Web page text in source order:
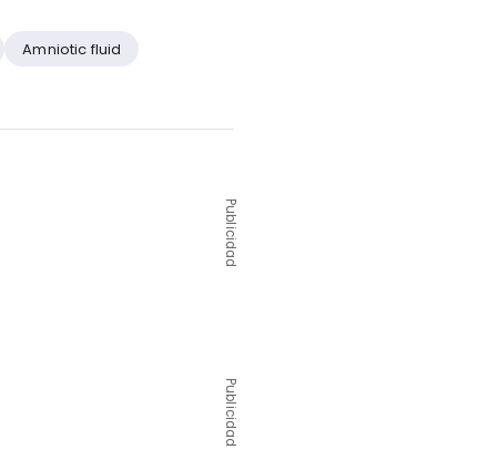
Amniotic fluid
Publicidad
Publicidad